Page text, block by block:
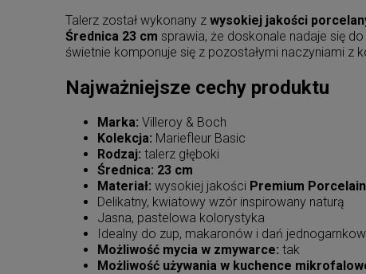
Talerz został wykonany z wysokiej jakości
Średnica 23 cm sprawia, że doskonale nadaje się
świetnie komponuje się z pozostałymi naczyniami z
Najważniejsze cechy produktu
Marka: Villeroy & Boch
Kolekcja: Mariefleur Basic
Rodzaj: talerz głęboki
Średnica: 23 cm
Materiał: wysokiej jakości Premium Porcelain
Delikatny, kwiatowy wzór inspirowany naturą
Jasna, pastelowa kolorystyka
Idealny do zup, makaronów i dań
Możliwość mycia w zmywarce: tak
Możliwość używania w kuchence